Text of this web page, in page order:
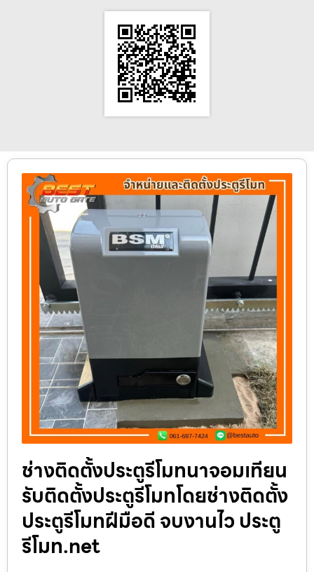
ช่างติดตั้งประตูรีโมทนาจอมเทียน
รับติดตั้งประตูรีโมทโดยช่างติดตั้ง
ประตูรีโมทฝีมือดี จบงานไว ประตู
รีโมท.net